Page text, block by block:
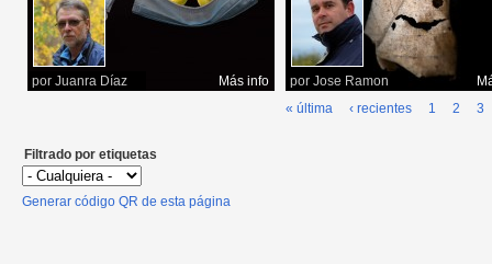
por Juanra Díaz Más info por Jose Ramon
« última ‹ recientes 1 2 3
Filtrado por etiquetas
Generar código QR de esta página